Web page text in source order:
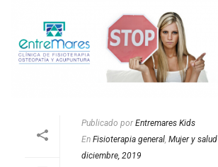
Publicado por Entremares Kids
En Fisioterapia general Mujer y salud
diciembre, 2019